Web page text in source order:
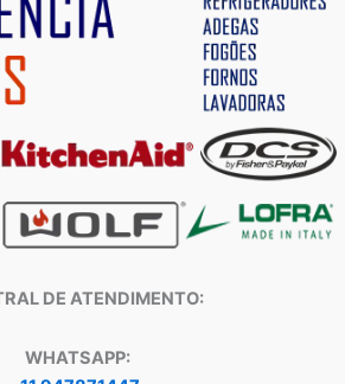
DE ATENDIMENTO:
WHATSAPP: